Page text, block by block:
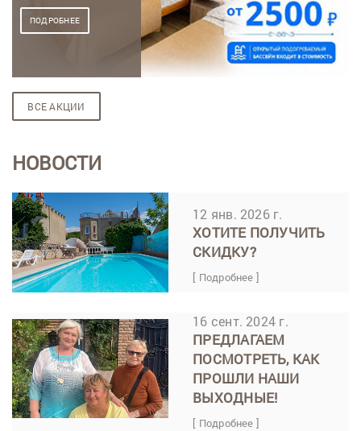
ПОДРОБНЕЕ
ВСЕ АКЦИИ
НОВОСТИ
12 янв. 2026 г.
ХОТИТЕ ПОЛУЧИТЬ
СКИДКУ?
[ Подробнее ]
16 сент. 2024 г.
ПРЕДЛАГАЕМ
ПОСМОТРЕТЬ, КАК
ПРОШЛИ НАШИ
ВЫХОДНЫЕ!
[ Подробнее ]